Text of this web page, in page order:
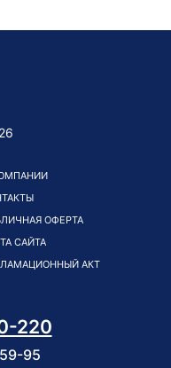
ОФЕРТА
САЙТА
АКТ
220
95